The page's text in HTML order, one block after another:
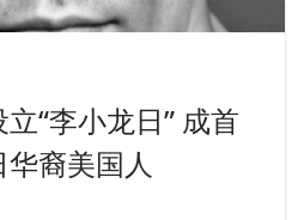
“李小龙日” 成首
裔美国人